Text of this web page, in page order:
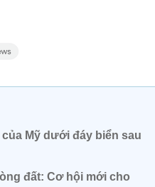
Mỹ dưới đáy biển sau
đất: Cơ hội mới cho